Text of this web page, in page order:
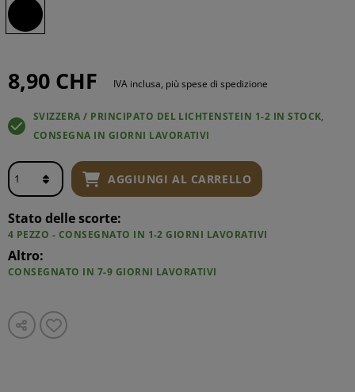
8,90 CHF IVA inclusa, più spese di spedizione
SVIZZERA / PRINCIPATO DEL LICHTENSTEIN 1-2 IN STOCK,
CONSEGNA IN GIORNI LAVORATIVI
AGGIUNGI AL CARRELLO
Stato delle scorte:
4 PEZZO - CONSEGNATO IN 1-2 GIORNI LAVORATIVI
Altro:
CONSEGNATO IN 7-9 GIORNI LAVORATIVI